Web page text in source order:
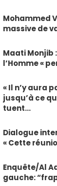
Mohammed
massive de
Maati Monjib
l’Homme «
« Il n’y aura
jusqu’à ce
tuent…
Dialogue
« Cette
Enquête/Al
gauche: